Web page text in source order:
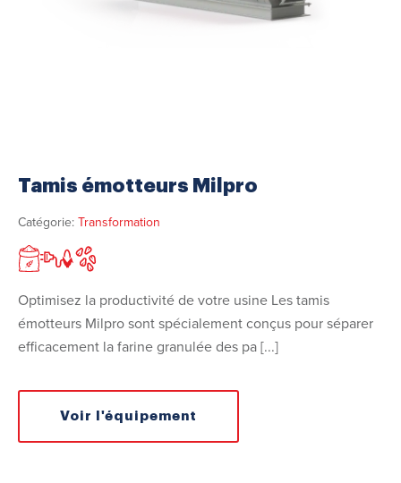
Tamis émotteurs Milpro
Catégorie:Transformation
Optimisez la productivité de votre usine Les tamis
émotteurs Milpro sont spécialement conçus pour séparer
efficacement la farine granulée des pa [...]
Voir l'équipement